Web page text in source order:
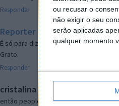
ou recusar o
não exigir o seu
serão aplicadas
qualquer momento
Responder
Reporter 7 de Novembro de 2005 às
É só para dizer que ainda não me
Grato.
Responder
cristalina 11 de Novembro de 2005
então people